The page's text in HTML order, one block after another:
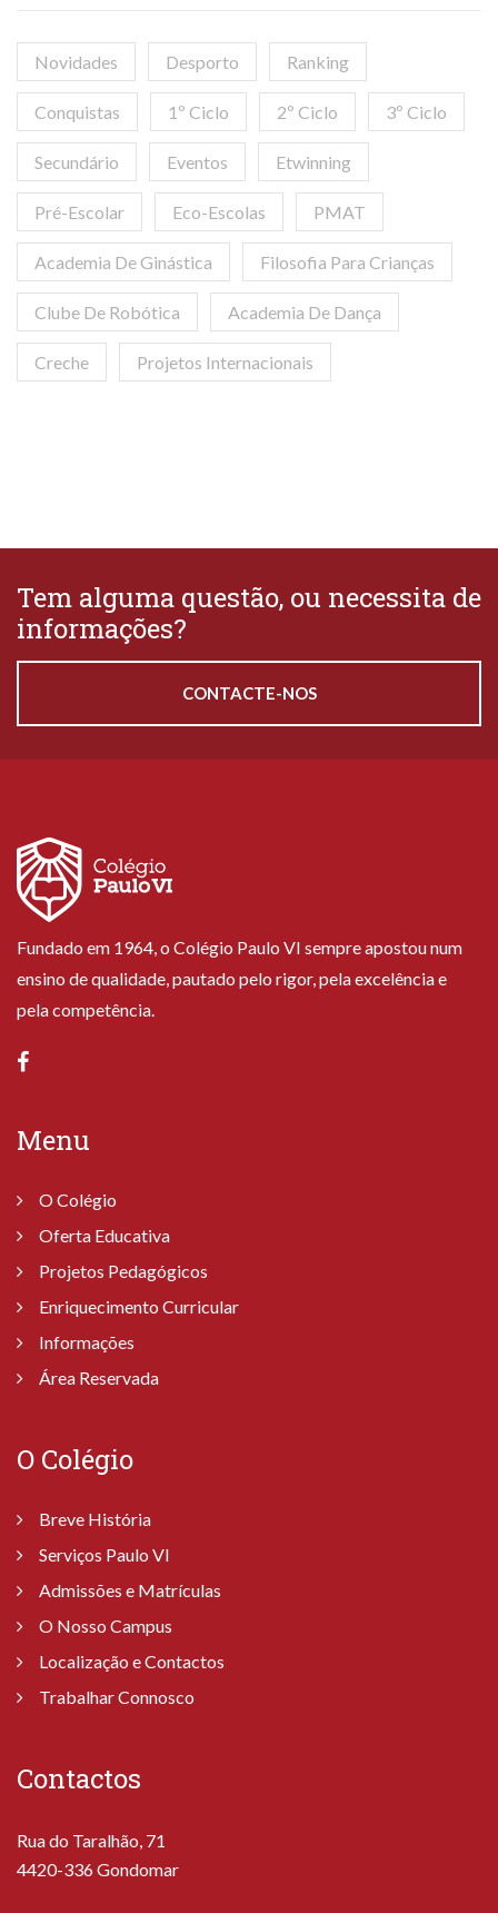
Novidades Desporto Ranking
Conquistas 1º Ciclo 2º Ciclo 3º Ciclo
Secundário Eventos Etwinning
Pré-Escolar Eco-Escolas PMAT
Academia De Ginástica Filosofia Para Crianças
Clube De Robótica Academia De Dança
Creche Projetos Internacionais
Tem alguma questão, ou necessita de
informações?
CONTACTE-NOS
Fundado em 1964, o Colégio Paulo VI sempre apostou num
ensino de qualidade, pautado pelo rigor, pela excelência e
pela competência.
Menu
O Colégio
Oferta Educativa
Projetos Pedagógicos
Enriquecimento Curricular
Informações
Área Reservada
O Colégio
Breve História
Serviços Paulo VI
Admissões e Matrículas
O Nosso Campus
Localização e Contactos
Trabalhar Connosco
Contactos
Rua do Taralhão, 71
4420-336 Gondomar